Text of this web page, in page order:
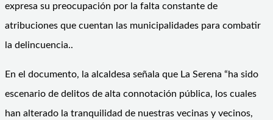
expresa su preocupación por la falta constante de
atribuciones que cuentan las municipalidades para combatir
la delincuencia..
En el documento, la alcaldesa señala que La Serena “ha sido
escenario de delitos de alta connotación pública, los cuales
han alterado la tranquilidad de nuestras vecinas y vecinos,